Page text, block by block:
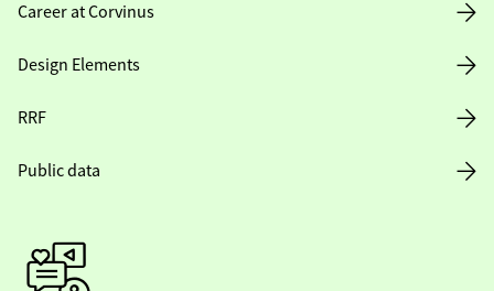
Career at Corvinus
Design Elements
RRF
Public data